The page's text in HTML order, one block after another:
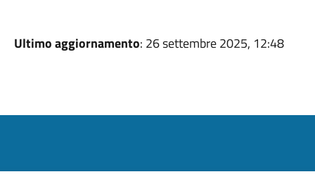
Ultimo aggiornamento: 26 settembre 2025, 12:48